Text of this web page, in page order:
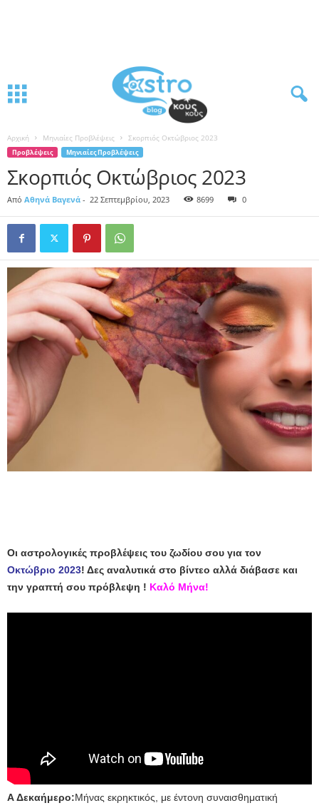
Αρχική Μηνιαίες Προβλέψεις Σκορπιός Οκτώβριος 2023
Προβλέψεις Μηνιαίες Προβλέψεις
Σκορπιός Οκτώβριος 2023
Από Αθηνά Βαγενά - 22 Σεπτεμβρίου, 2023 8699 0
Οι αστρολογικές προβλέψεις του ζωδίου σου για τον
Οκτώβριο 2023! Δες αναλυτικά στο βίντεο αλλά διάβασε και
την γραπτή σου πρόβλεψη ! Καλό Μήνα!
Α Δεκαήμερο:Μήνας εκρηκτικός, με έντονη συναισθηματική